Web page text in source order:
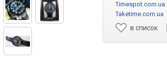
Timespot.com.ua
Taketime.com.ua
в список